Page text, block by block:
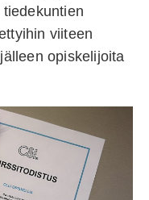
viiteen
opiskelijoita